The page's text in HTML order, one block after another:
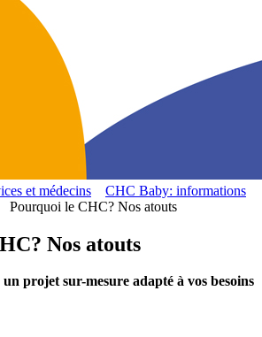
et médecins
CHC Baby: informations
Pourquoi le CHC? Nos atouts
Nos atouts
projet sur-mesure adapté à vos besoins